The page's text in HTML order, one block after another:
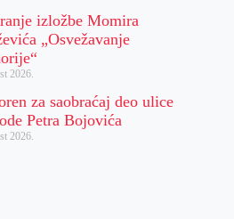
izložbe Momira
„Osvežavanje
2026.
za saobraćaj deo ulice
Petra Bojovića
2026.